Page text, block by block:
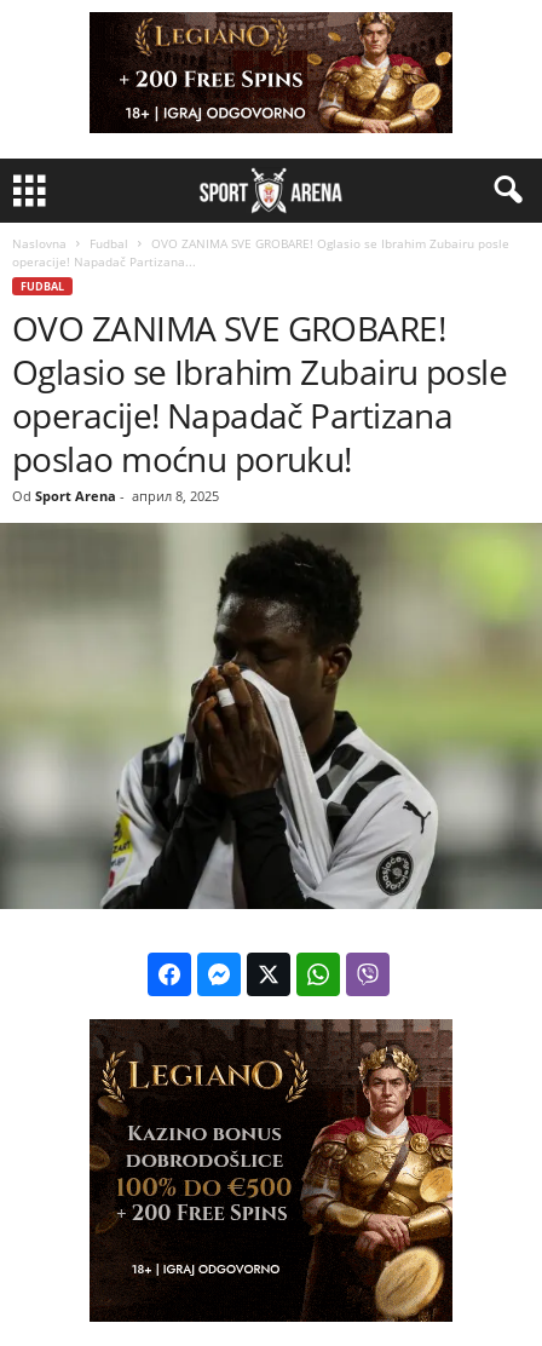
Naslovna Fudbal
OVO ZANIMA SVE GROBARE! Oglasio se Ibrahim Zubairu posle
operacije! Napadač Partizana...
FUDBAL
OVO ZANIMA SVE GROBARE!
Oglasio se Ibrahim Zubairu posle
operacije! Napadač Partizana
poslao moćnu poruku!
Od Sport Arena - април 8, 2025